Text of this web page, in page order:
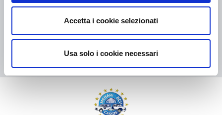
Accetta i cookie selezionati
Usa solo i cookie necessari
COMPANY
Eccellente:4.5/5
Basato sui 37828 recensioni
(dal 2018)